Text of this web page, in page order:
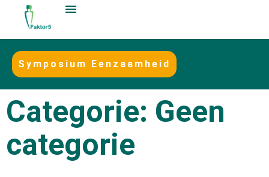
Symposium Eenzaamheid
Categorie: Geen
categorie